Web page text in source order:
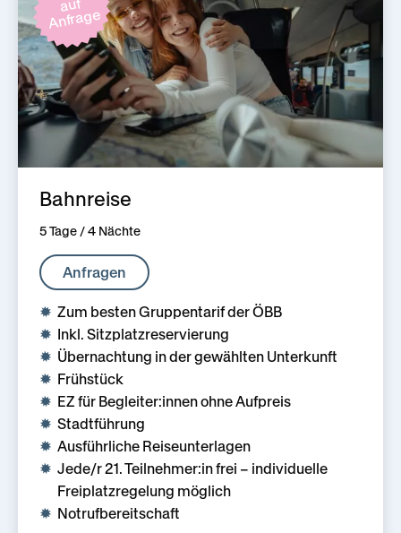
auf
Anfrage
Bahnreise
5 Tage / 4 Nächte
Anfragen
Zum besten Gruppentarif der ÖBB
Inkl. Sitzplatzreservierung
Übernachtung in der gewählten Unterkunft
Frühstück
EZ für Begleiter:innen ohne Aufpreis
Stadtführung
Ausführliche Reiseunterlagen
Jede/r 21. Teilnehmer:in frei – individuelle
Freiplatzregelung möglich
Notrufbereitschaft